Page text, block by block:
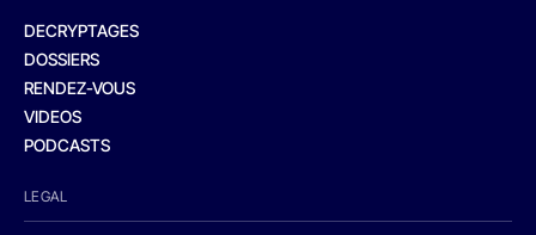
DECRYPTAGES
DOSSIERS
RENDEZ-VOUS
VIDEOS
PODCASTS
LEGAL